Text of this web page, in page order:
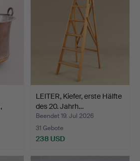
LEITER, Kiefer, erste Hälfte
des 20. Jahrh…
Beendet 19. Jul 2026
31 Gebote
238 USD